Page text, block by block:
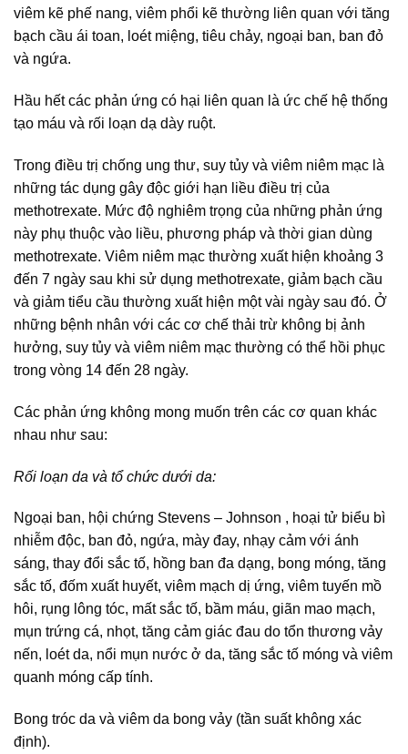
viêm kẽ phế nang, viêm phổi kẽ thường liên quan với tăng
bạch cầu ái toan, loét miệng, tiêu chảy, ngoại ban, ban đỏ
và ngứa.
Hầu hết các phản ứng có hại liên quan là ức chế hệ thống
tạo máu và rối loạn dạ dày ruột.
Trong điều trị chống ung thư, suy tủy và viêm niêm mạc là
những tác dụng gây độc giới hạn liều điều trị của
methotrexate. Mức độ nghiêm trọng của những phản ứng
này phụ thuộc vào liều, phương pháp và thời gian dùng
methotrexate. Viêm niêm mạc thường xuất hiện khoảng 3
đến 7 ngày sau khi sử dụng methotrexate, giảm bạch cầu
và giảm tiểu cầu thường xuất hiện một vài ngày sau đó. Ở
những bệnh nhân với các cơ chế thải trừ không bị ảnh
hưởng, suy tủy và viêm niêm mạc thường có thể hồi phục
trong vòng 14 đến 28 ngày.
Các phản ứng không mong muốn trên các cơ quan khác
nhau như sau:
Rối loạn da và tổ chức dưới da:
Ngoại ban, hội chứng Stevens – Johnson , hoại tử biểu bì
nhiễm độc, ban đỏ, ngứa, mày đay, nhạy cảm với ánh
sáng, thay đổi sắc tố, hồng ban đa dạng, bong móng, tăng
sắc tố, đốm xuất huyết, viêm mạch dị ứng, viêm tuyến mồ
hôi, rụng lông tóc, mất sắc tố, bầm máu, giãn mao mạch,
mụn trứng cá, nhọt, tăng cảm giác đau do tổn thương vảy
nến, loét da, nổi mụn nước ở da, tăng sắc tố móng và viêm
quanh móng cấp tính.
Bong tróc da và viêm da bong vảy (tần suất không xác
định).